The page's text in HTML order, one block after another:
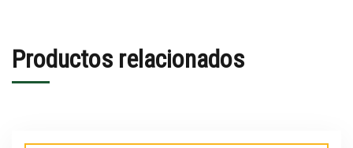
Productos relacionados